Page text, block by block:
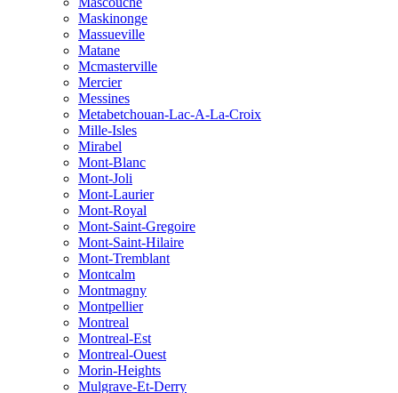
Maskinonge
Massueville
Matane
Mcmasterville
Mercier
Messines
Metabetchouan-Lac-A-La-Croix
Mille-Isles
Mirabel
Mont-Blanc
Mont-Joli
Mont-Laurier
Mont-Royal
Mont-Saint-Gregoire
Mont-Saint-Hilaire
Mont-Tremblant
Montcalm
Montmagny
Montpellier
Montreal
Montreal-Est
Montreal-Ouest
Morin-Heights
Mulgrave-Et-Derry